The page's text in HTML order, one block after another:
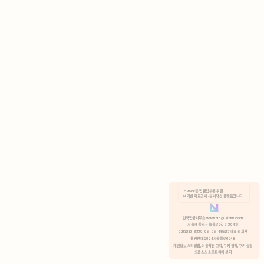
분석 쿠키 허용
Lawvot은 법률업무를 위한
AI 기반 자료조사 · 문서작성 플랫폼입니다.
안국법률사무소 www.anguklaw.com
서울시 종로구 율곡로2길 7, 304호
02)3210-3330 105-05-48527 대표 정희찬
통신판매 2024서울종로0248
개인정보 처리방침, 이용약관 고지, 쿠키 정책, 쿠키 설정
오픈소스 소프트웨어 공지